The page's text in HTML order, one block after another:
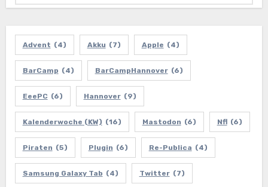
Advent (4) Akku (7) Apple (4)
BarCamp (4) BarCampHannover (6)
EeePC (6) Hannover (9)
Kalenderwoche (KW) (16) Mastodon (6) Nfl (6)
Piraten (5) Plugin (6) Re-Publica (4)
Samsung Galaxy Tab (4) Twitter (7)